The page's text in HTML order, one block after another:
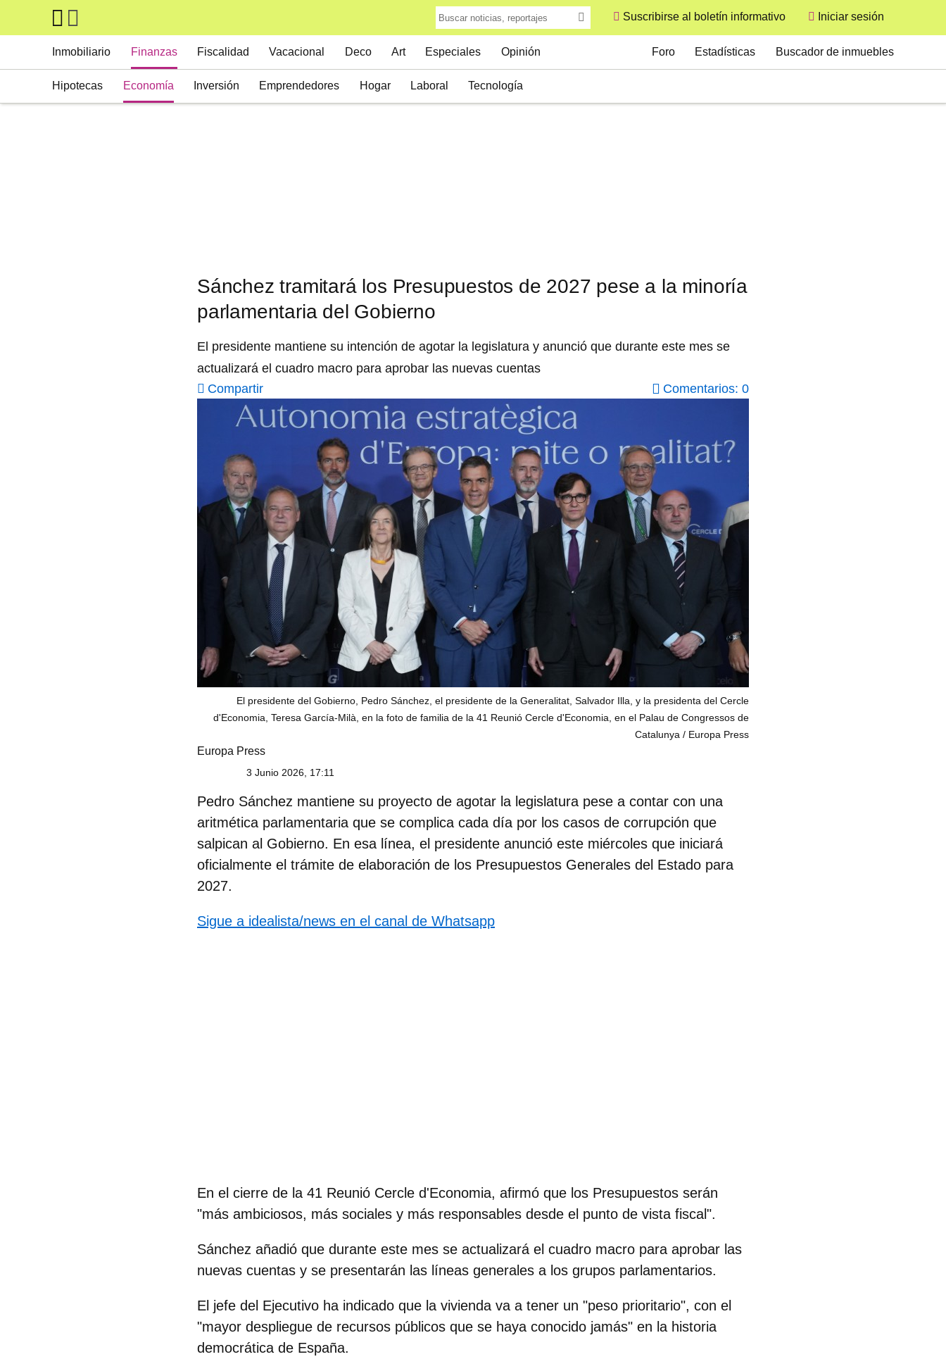
Skip to main content
Suscribirse al boletín informativo
User
Iniciar sesión
Inmobiliario Finanzas
Hipotecas Economía Inversión Emprendedores Hogar Laboral Tecnología
Fiscalidad Vacacional Deco Art Especiales Opinión Foro Estadísticas Buscador de inmuebles
Sánchez tramitará los Presupuestos de 2027 pese a la minoría
parlamentaria del Gobierno
El presidente mantiene su intención de agotar la legislatura y anunció que durante este mes se
actualizará el cuadro macro para aprobar las nuevas cuentas
Compartir
Comentarios: 0
El presidente del Gobierno, Pedro Sánchez, el presidente de la Generalitat, Salvador Illa, y la presidenta del Cercle
d'Economia, Teresa García-Milà, en la foto de familia de la 41 Reunió Cercle d'Economia, en el Palau de Congressos de
Catalunya
Europa Press
Europa Press
3 Junio 2026, 17:11
Pedro Sánchez mantiene su proyecto de agotar la legislatura pese a contar con una
aritmética parlamentaria que se complica cada día por los casos de corrupción que
salpican al Gobierno. En esa línea, el presidente anunció este miércoles que iniciará
oficialmente el trámite de elaboración de los Presupuestos Generales del Estado para
2027.
Sigue a idealista/news en el canal de Whatsapp
En el cierre de la 41 Reunió Cercle d'Economia, afirmó que los Presupuestos serán
"más ambiciosos, más sociales y más responsables desde el punto de vista fiscal".
Sánchez añadió que durante este mes se actualizará el cuadro macro para aprobar las
nuevas cuentas y se presentarán las líneas generales a los grupos parlamentarios.
El jefe del Ejecutivo ha indicado que la vivienda va a tener un "peso prioritario", con el
"mayor despliegue de recursos públicos que se haya conocido jamás" en la historia
democrática de España.